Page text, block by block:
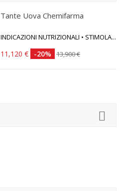
Tante Uova Chemifarma
INDICAZIONI NUTRIZIONALI • STIMOLA...
11,120 € -20% 13,900 €